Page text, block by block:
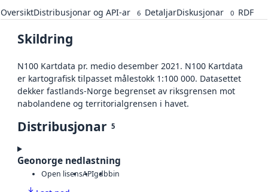
OversiktDistribusjonar og API-ar 6 DetaljarDiskusjonar 0 RDF
Skildring
N100 Kartdata pr. medio desember 2021. N100 Kartdata
er kartografisk tilpasset målestokk 1:100 000. Datasettet
dekker fastlands-Norge begrenset av riksgrensen mot
nabolandene og territorialgrensen i havet.
Distribusjonar 5
Geonorge nedlastning
Open lisensAPIgdbbin